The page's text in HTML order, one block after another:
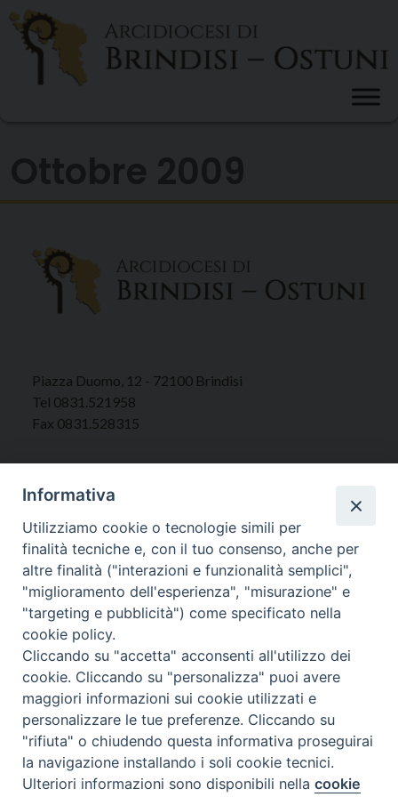
Skip
content
Piazza Duomo, 12 - 72100 Brindisi
Tel 0831.521958
Fax 0831.528315
Mar. / Mer. / Giov. ore 9 - 13
nei mesi estivi solo Martedì ore 9 - 13
WebMail
Copyright © Arcidiocesi di Brindisi – Ostuni
Preferenze Cookie
Informativa
Utilizziamo cookie o tecnologie simili per
finalità tecniche e, con il tuo consenso, anche per
altre finalità ("interazioni e funzionalità semplici",
"miglioramento dell'esperienza", "misurazione" e
"targeting e pubblicità") come specificato nella
cookie policy.
Cliccando su "accetta" acconsenti all'utilizzo dei
cookie. Cliccando su "personalizza" puoi avere
maggiori informazioni sui cookie utilizzati e
personalizzare le tue preferenze. Cliccando su
"rifiuta" o chiudendo questa informativa proseguirai
la navigazione installando i soli cookie tecnici.
Ulteriori informazioni sono disponibili nellacookie